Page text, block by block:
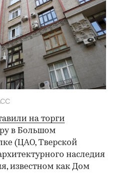
на торги
в Большом
(ЦАО, Тверской
наследия
известном как Дом